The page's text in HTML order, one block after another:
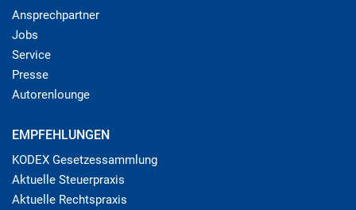
Ansprechpartner
Jobs
Service
Presse
Autorenlounge
EMPFEHLUNGEN
KODEX Gesetzessammlung
Aktuelle Steuerpraxis
Aktuelle Rechtspraxis